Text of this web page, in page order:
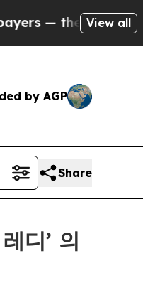
to Cash in on
View all
by AGP
Share
디’ 의